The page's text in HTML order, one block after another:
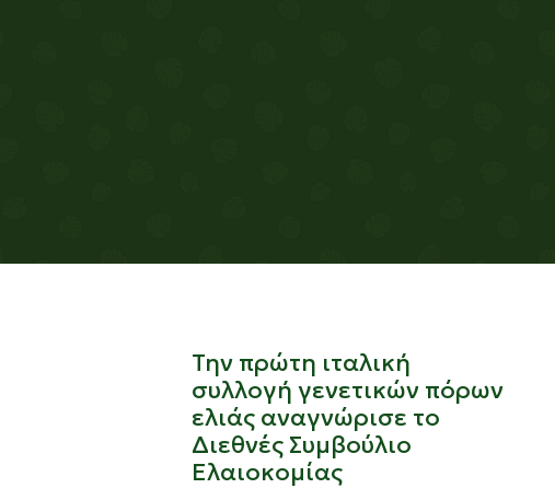
Την πρώτη ιταλική
συλλογή γενετικών πόρων
ελιάς αναγνώρισε το
Διεθνές Συμβούλιο
Ελαιοκομίας